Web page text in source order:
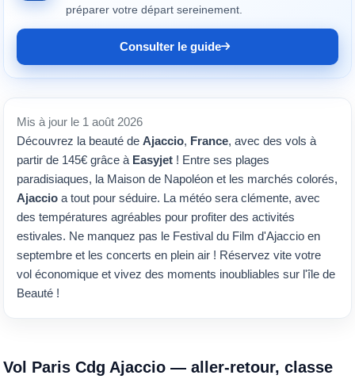
préparer votre départ sereinement.
Consulter le guide
Mis à jour le 1 août 2026
Découvrez la beauté de Ajaccio, France, avec des vols à
partir de 145€ grâce à Easyjet ! Entre ses plages
paradisiaques, la Maison de Napoléon et les marchés colorés,
Ajaccio a tout pour séduire. La météo sera clémente, avec
des températures agréables pour profiter des activités
estivales. Ne manquez pas le Festival du Film d'Ajaccio en
septembre et les concerts en plein air ! Réservez vite votre
vol économique et vivez des moments inoubliables sur l'île de
Beauté !
Vol Paris Cdg Ajaccio — aller-retour, classe